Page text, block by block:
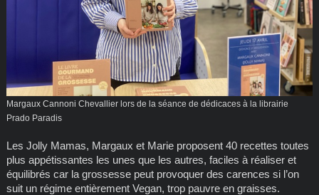
Margaux Cannoni Chevallier lors de la séance de dédicaces à la librairie
Prado Paradis
Les Jolly Mamas, Margaux et Marie proposent 40 recettes toutes
plus appétissantes les unes que les autres, faciles à réaliser et
équilibrés car la grossesse peut provoquer des carences si l’on
suit un régime entièrement Vegan, trop pauvre en graisses.